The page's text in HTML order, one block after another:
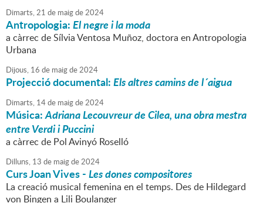
Dimarts,21 de maigde2024
Antropologia:El negre i la moda
a càrrec de Sílvia Ventosa Muñoz, doctora en Antropologia
Urbana
Dijous, 16 de maigde2024
Projecció documental:Els altres camins de l´aigua
Dimarts, 14de maigde2024
Música:Adriana Lecouvreur de Cilea, una obra mestra
entre Verdi i Puccini
a càrrec de Pol Avinyó Roselló
Dilluns, 13 de maigde2024
Curs Joan Vives -Les dones compositores
La creació musical femenina en el temps. Des de Hildegard
von Bingen a Lili Boulanger